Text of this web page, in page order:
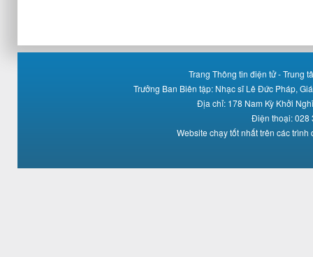
Trang Thông tin điện tử - Trung
Trưởng Ban Biên tập: Nhạc sĩ Lê Đức Pháp,
Địa chỉ: 178 Nam Kỳ Khởi
Điện thoại: 028
Website chạy tốt nhất trên các